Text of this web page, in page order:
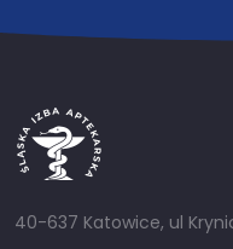
40-637 Katowice, ul